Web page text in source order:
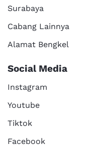
Surabaya
Cabang Lainnya
Alamat Bengkel
Social Media
Instagram
Youtube
Tiktok
Facebook